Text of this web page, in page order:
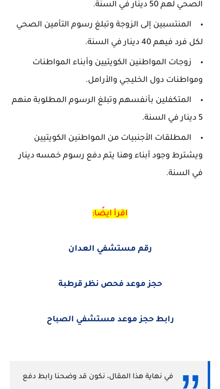
الصحي لهم 50 دينار في السنة.
المنتسبين إلى الزوجة وتبلغ رسوم التأمين الصحي
لكل فرد فيهم 40 دينار في السنة.
زوجات المواطنين الكويتيين وأبناء المواطنات
ومواطنات دول الخليجي والأرامل.
المتكفلين بأنفسهم وتبلغ الرسوم المطلوبة منهم
5 دينار في السنة.
المطلقات الأجنبيات من المواطنين الكويتيين
ويشترط وجود أبناء وهنا يتم دفع رسوم خمسه دينار
في السنة.
اقرأ ايضًا:
رقم مستشفي العدان
حجز موعد فحص نظر قرطبة
رابط حجز موعد مستشفي الصباح
في نهاية هذا المقال، نكون قد وضحنا رابط دفع